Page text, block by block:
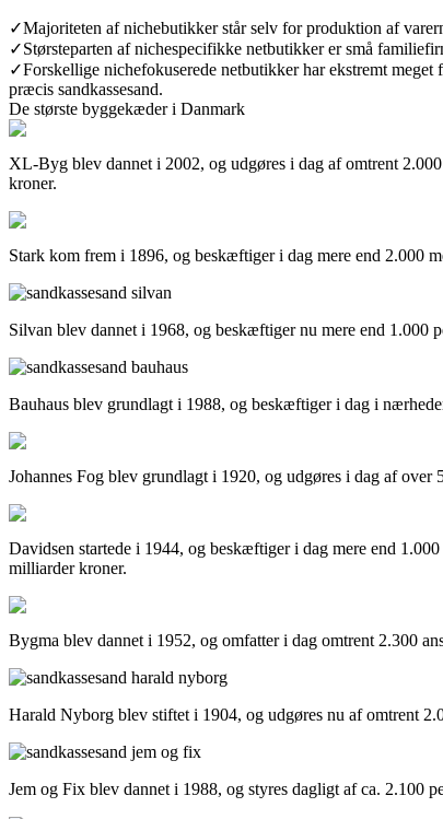
✓Majoriteten af nichebutikker står selv for produktion af
✓Størsteparten af nichespecifikke netbutikker er små
✓Forskellige nichefokuserede netbutikker har ekstremt
præcis sandkassesand.
De største byggekæder i Danmark
XL-Byg blev dannet i 2002, og udgøres i dag af omtrent
kroner.
Stark kom frem i 1896, og beskæftiger i dag mere end 2.000
Silvan blev dannet i 1968, og beskæftiger nu mere end 1.000
Bauhaus blev grundlagt i 1988, og beskæftiger i dag i
Johannes Fog blev grundlagt i 1920, og udgøres i dag af
Davidsen startede i 1944, og beskæftiger i dag mere end
milliarder kroner.
Bygma blev dannet i 1952, og omfatter i dag omtrent 2.300
Harald Nyborg blev stiftet i 1904, og udgøres nu af omtrent
Jem og Fix blev dannet i 1988, og styres dagligt af ca. 2.100